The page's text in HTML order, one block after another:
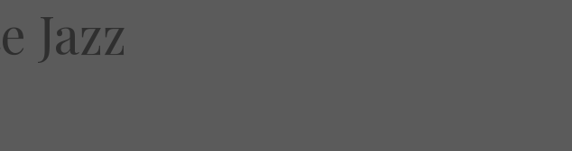
Jazz